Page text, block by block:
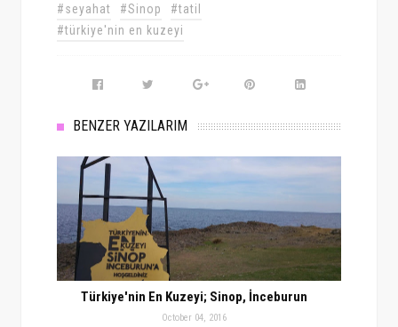
#seyahat
#Sinop
#tatil
#türkiye'nin en kuzeyi
BENZER YAZILARIM
Türkiye'nin En Kuzeyi; Sinop, İnceburun
October 04, 2016